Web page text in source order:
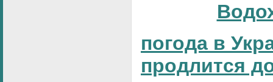
погода в
продлится